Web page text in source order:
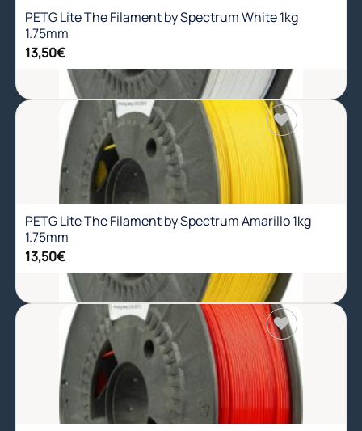
PETG Lite The Filament by Spectrum White 1kg
1.75mm
13,50€
Añadir
a la
lista de
PETG Lite The Filament by Spectrum Amarillo 1kg
1.75mm
13,50€
Añadir
a la
lista de
deseos